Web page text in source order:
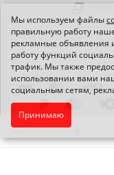
Мы используем файлы
правильную работу
рекламные объявления
работу функций
трафик. Мы также
использовании вами
социальным сетям,
Принимаю
2026 ©